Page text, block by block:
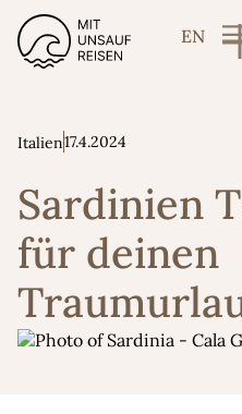
EN
Italien17.4.2024
Sardinien
für deinen